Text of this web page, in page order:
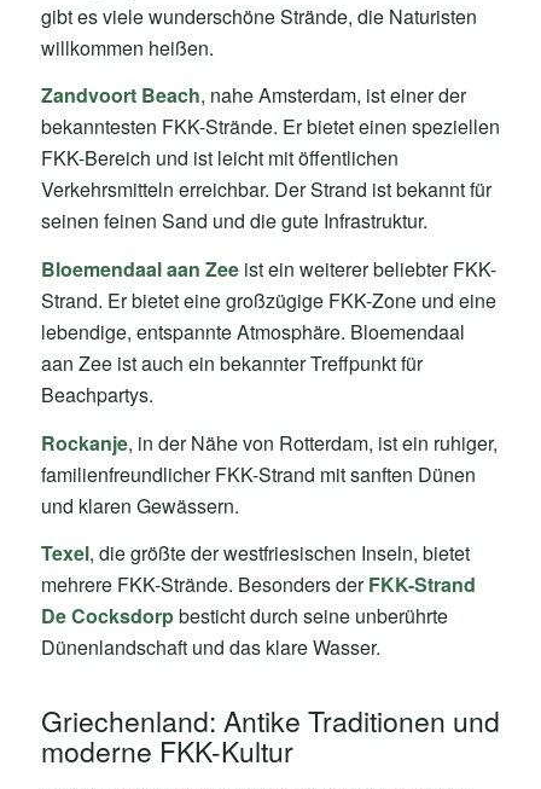
gibt es viele wunderschöne Strände, die Naturisten
willkommen heißen.
Zandvoort Beach, nahe Amsterdam, ist einer der
bekanntesten FKK-Strände. Er bietet einen speziellen
FKK-Bereich und ist leicht mit öffentlichen
Verkehrsmitteln erreichbar. Der Strand ist bekannt für
seinen feinen Sand und die gute Infrastruktur.
Bloemendaal aan Zeeist ein weiterer beliebter FKK-
Strand. Er bietet eine großzügige FKK-Zone und eine
lebendige, entspannte Atmosphäre. Bloemendaal
aan Zee ist auch ein bekannter Treffpunkt für
Beachpartys.
Rockanje, in der Nähe von Rotterdam, ist ein ruhiger,
familienfreundlicher FKK-Strand mit sanften Dünen
und klaren Gewässern.
Texel, die größte der westfriesischen Inseln, bietet
mehrere FKK-Strände. Besonders derFKK-Strand
De Cocksdorpbesticht durch seine unberührte
Dünenlandschaft und das klare Wasser.
Griechenland: Antike Traditionen und
moderne FKK-Kultur